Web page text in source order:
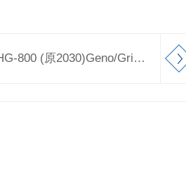
HG-800 (原2030)Geno/Grinder® 全自动组织研磨仪